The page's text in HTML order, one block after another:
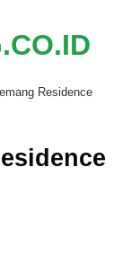
Residence